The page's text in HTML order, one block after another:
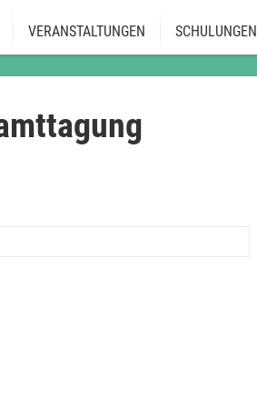
VERANSTALTUNGEN SCHULUNGEN
Schulungen